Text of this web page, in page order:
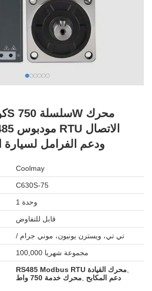
ودعم الفرامل لسيارة
Coolmay
C630S-75
1 وحدة
قابل للتفاوض
/ تي تي، ويسترن يونيون، موني جرام
100,000 مجموعة شهريا
RS485 Modbus RTU محرك القيادة
محرك خدمة 750 واط
دعم المكابح